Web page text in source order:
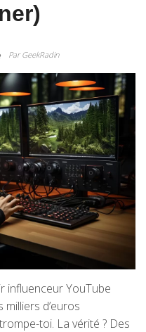
Par GeekRadin
influenceur YouTube
milliers d’euros
toi. La vérité ? Des